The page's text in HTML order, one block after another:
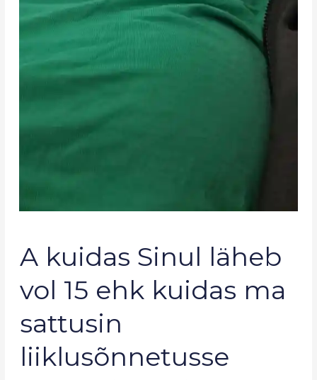
A kuidas Sinul läheb
vol 15 ehk kuidas ma
sattusin
liiklusõnnetusse
kuidas
Sinul
läheb
15
kuidas